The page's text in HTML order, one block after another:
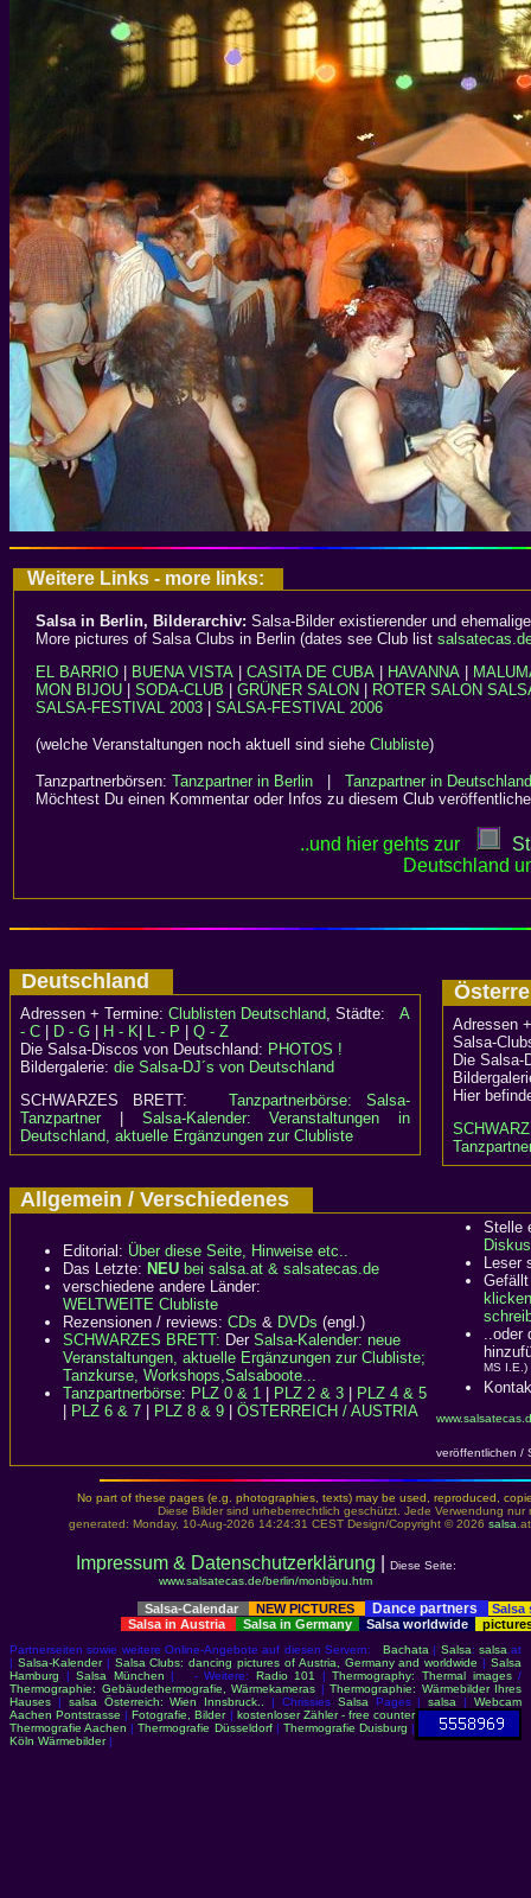
Weitere Links - more links:
Salsa in Berlin, Bilderarchiv: Salsa-Bilder existierender und
More pictures of Salsa Clubs in Berlin (dates see Club list
EL BARRIO
BUENA VISTA CASITA DE CUBA HAVANNA
MON BIJOU
SODA-CLUB GRÜNER SALON ROTER SALON
SALSA-FESTIVAL 2003
SALSA-FESTIVAL 2006
(welche Veranstaltungen noch aktuell sind siehe Clubliste)
Tanzpartnerbörsen: Tanzpartner in Berlin
Tanzpartner in Deutschland
Möchtest Du einen Kommentar oder Infos zu diesem Club
..und hier gehts zur
Deutschland
Deutschland
Adressen + Termine: Clublisten Deutschland, Städte: A
- C
D - G H - K L - P
Q - Z
Die Salsa-Discos von Deutschland: PHOTOS !
Bildergalerie: die Salsa-DJ´s von Deutschland
SCHWARZES BRETT:Tanzpartnerbörse: Salsa-
Tanzpartner| Salsa-Kalender: Veranstaltungen in
Deutschland, aktuelle Ergänzungen zur Clubliste
Adressen
Salsa-
Die
Hier
Allgemein / Verschiedenes
Editorial: Über diese Seite, Hinweise etc..
Das Letzte: NEU bei salsa.at & salsatecas.de
verschiedene andere Länder:
WELTWEITE Clubliste
Rezensionen / reviews: CDs & DVDs (engl.)
SCHWARZES BRETT: Der Salsa-Kalender: neue
Veranstaltungen, aktuelle Ergänzungen zur Clubliste;
Tanzkurse, Workshops,Salsaboote...
Tanzpartnerbörse: PLZ 0 & 1 PLZ 2 & 3
PLZ 4 & 5
PLZ 6 & 7 PLZ 8 & 9 ÖSTERREICH / AUSTRIA
Stelle
Leser
klicken
..oder
MS I.E.)
veröffentlichen /
No part of these pages (e.g. photographies, texts) may be used, reproduced,
Diese Bilder sind urheberrechtlich geschützt. Jede Verwendung
generated: Monday, 10-Aug-2026 14:24:31 CEST Design/Copyright © 2026 salsa
Impressum & Datenschutzerklärung
Diese Seite:
www.salsatecas.de/berlin/monbijou.htm
Salsa-Calendar NEW PICTURES Dance partners
Salsa
Salsa in Austria
Salsa in Germany Salsa worldwide
Partnerseiten sowie weitere Online-Angebote auf diesen Servern: Bachata | Salsa:salsa .at
| Salsa-Kalender| Salsa Clubs: dancing pictures of Austria, Germany and worldwide |Salsa
Hamburg |Salsa München | - Weitere: Radio 101 |Thermography: Thermal images/
Thermographie: Gebäudethermografie, Wärmekameras | Thermographie: Wärmebilder Ihres
Hauses | salsa Österreich: Wien Innsbruck.. | Chrissies Salsa Pages |salsa |Webcam
Aachen Pontstrasse |Fotografie, Bilder| kostenloser Zähler - free counter
Thermografie Aachen |Thermografie Düsseldorf| Thermografie Duisburg |
Köln Wärmebilder|